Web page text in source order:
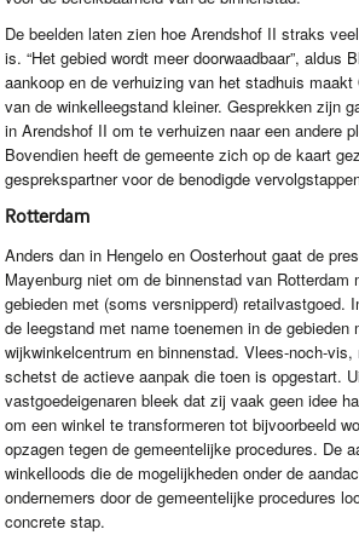
De beelden laten zien hoe Arendshof II straks
is. “Het gebied wordt meer doorwaadbaar”, aldus
aankoop en de verhuizing van het stadhuis
van de winkelleegstand kleiner. Gesprekken zijn
in Arendshof II om te verhuizen naar een andere
Bovendien heeft de gemeente zich op de kaart
gesprekspartner voor de benodigde
Rotterdam
Anders dan in Hengelo en Oosterhout gaat de
Mayenburg niet om de binnenstad van Rotterdam
gebieden met (soms versnipperd) retailvastgoed.
de leegstand met name toenemen in de
wijkwinkelcentrum en binnenstad. Vlees-noch-
schetst de actieve aanpak die toen is opgestart.
vastgoedeigenaren bleek dat zij vaak geen idee
om een winkel te transformeren tot bijvoorbeeld
opzagen tegen de gemeentelijke procedures. De
winkelloods die de mogelijkheden onder de
ondernemers door de gemeentelijke procedures
concrete stap.